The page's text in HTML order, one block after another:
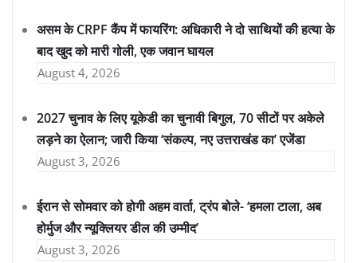
असम के CRPF कैंप में फायरिंग: अधिकारी ने दो साथियों की हत्या के
बाद खुद को मारी गोली, एक जवान घायल
August 4, 2026
2027 चुनाव के लिए यूकेडी का चुनावी बिगुल, 70 सीटों पर अकेले
लड़ने का ऐलान; जारी किया ‘संकल्प, नए उत्तराखंड का’ एजेंडा
August 3, 2026
ईरान से सोमवार को होगी अहम वार्ता, ट्रंप बोले- ‘हमला टाला, अब
होर्मुज और न्यूक्लियर डील की उम्मीद’
August 3, 2026